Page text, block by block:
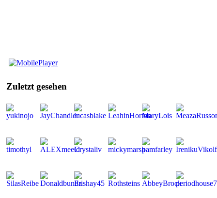
Zuletzt gesehen